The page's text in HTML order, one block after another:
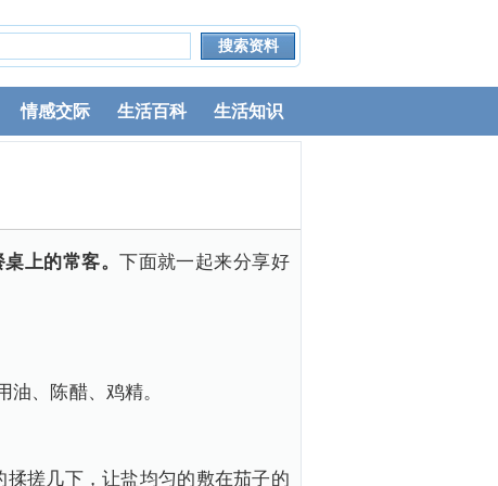
情感交际 生活百科 生活知识
上的常客。下面就一起来分享好
、陈醋、鸡精。
搓几下，让盐均匀的敷在茄子的